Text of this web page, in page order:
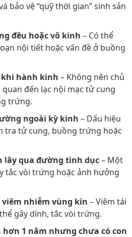
bảo vệ “quỹ thời gian” sinh sản
đều hoặc vô kinh – Có thể
nội tiết hoặc vấn đề ở buồng
hành kinh – Không nên chủ
đến lạc nội mạc tử cung
trứng.
ngoài kỳ kinh – Dấu hiệu
tra tử cung, buồng trứng hoặc
lây qua đường tình dục– Một
tắc vòi trứng hoặc ảnh hưởng
nhiễm vùng kín – Viêm tái
gây dính, tắc vòi trứng.
hơn 1 năm nhưng chưa có con